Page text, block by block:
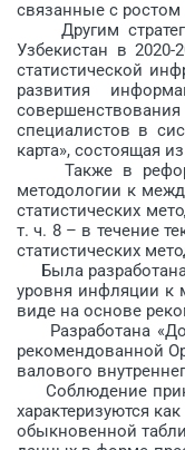
связанные с
Другим
Узбекистан в
статистической
развития
специалистов в
карта», состоящая
Также в
методологии к
статистических
т. ч. 8 – в течение
статистических
Была разработана
уровня инфляции к
виде на основе
Разработана
рекомендованной
валового
Соблюдение
характеризуются
обыкновенной